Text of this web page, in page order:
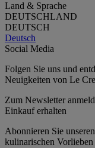
Land & Sprache
DEUTSCHLAND
DEUTSCH
Deutsch
Social Media
Folgen Sie uns und
Neuigkeiten von Le
Zum Newsletter
Einkauf erhalten
Abonnieren Sie
kulinarischen